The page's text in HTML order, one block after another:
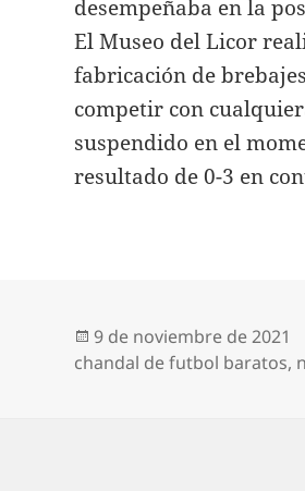
desempeñaba en la
El Museo del Licor
fabricación de
competir con
suspendido en el
resultado de 0-3 en
Publicado
el
9 de noviembre de 2021
chandal de futbol baratos,